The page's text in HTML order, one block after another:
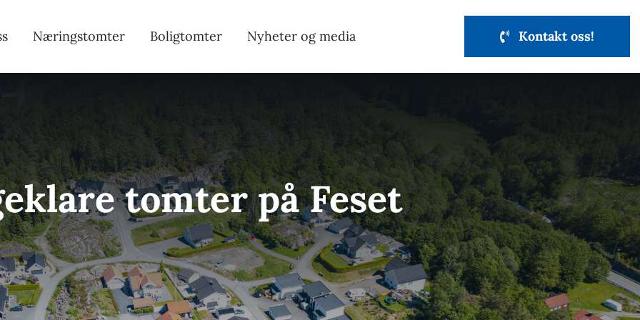
Næringstomter Boligtomter Nyheter og media Kontakt oss!
tomter på Feset